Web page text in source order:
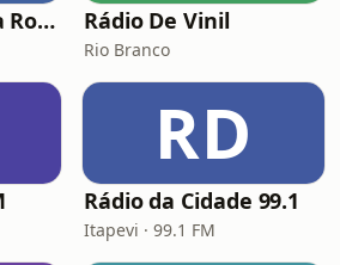
Rádio Vaca Brava Rock Rádio De Vinil
Rio Branco
RD
Rádio da Cidade 99.1
Itapevi · 99.1 FM